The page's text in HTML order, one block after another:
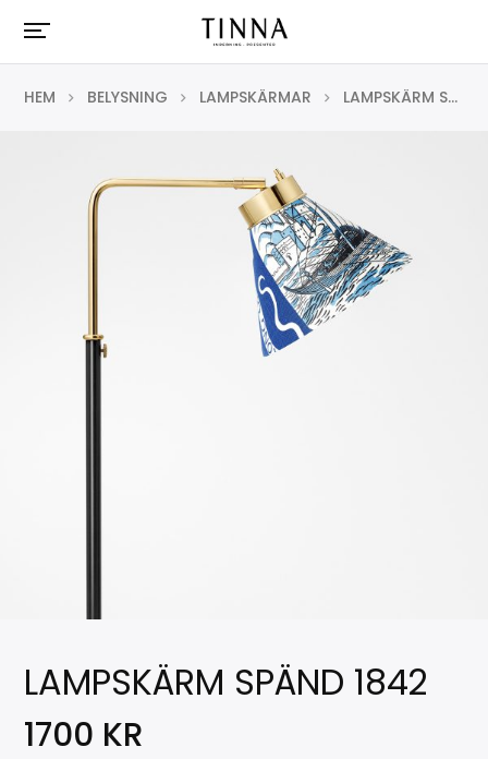
HEM BELYSNING LAMPSKÄRMAR LAMPSKÄRM SPÄND 1842
LAMPSKÄRM SPÄND 1842
1700 KR